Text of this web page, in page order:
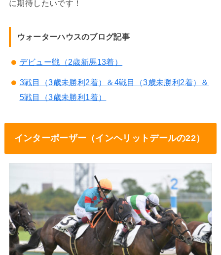
に期待したいです！
ウォーターハウスのブログ記事
デビュー戦（2歳新馬13着）
3戦目（3歳未勝利2着）＆4戦目（3歳未勝利2着）＆
5戦目（3歳未勝利1着）
インターポーザー（インヘリットデールの22）